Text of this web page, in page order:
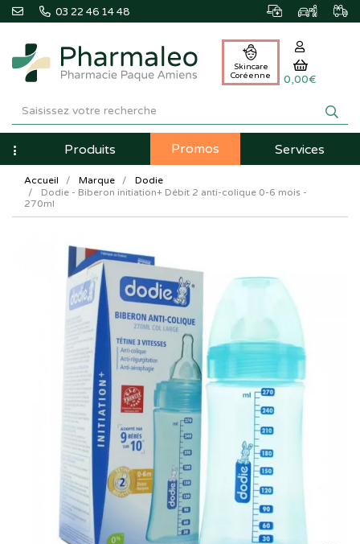
03 22 46 14 48
Pharmaleo
Pharmacie
Paque
Amiens
Skincare
Coréenne
0,00€
NavigationProduits Promos Services
Accueil Marque
Dodie
Dodie - Biberon initiation+ Débit 2 anti-colique 0-6 mois -
270ml